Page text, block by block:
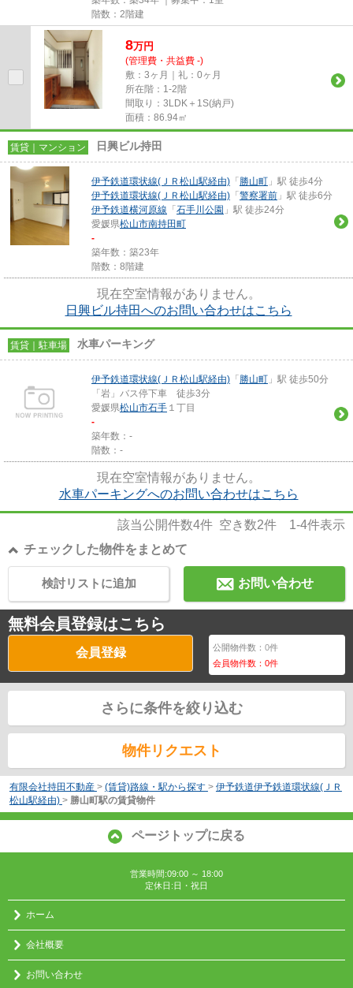
階数：2階建
8万円
(管理費・共益費 -)
敷：3ヶ月｜礼：0ヶ月
所在階：1-2階
間取り：3LDK＋1S(納戸)
面積：86.94㎡
賃貸｜マンション 日興ビル持田
伊予鉄道環状線(ＪＲ松山駅経由) 「 勝山町 」駅 徒歩4分
伊予鉄道環状線(ＪＲ松山駅経由) 「 警察署前 」駅 徒歩6分
伊予鉄道横河原線 「 石手川公園 」駅 徒歩24分
愛媛県松山市南持田町
-
築年数：築23年
階数：8階建
現在空室情報がありません。
日興ビル持田へのお問い合わせはこちら
賃貸｜駐車場 水車パーキング
伊予鉄道環状線(ＪＲ松山駅経由) 「 勝山町 」駅 徒歩50分
「岩」バス停下車 徒歩3分
愛媛県松山市石手 １丁目
-
築年数：-
階数：-
現在空室情報がありません。
水車パーキングへのお問い合わせはこちら
該当公開件数4件 空き数2件 1-4件表示
チェックした物件をまとめて
お問い合わせ
検討リストに追加
無料会員登録はこちら
会員登録 公開物件数：0件
会員物件数：0件
さらに条件を絞り込む
物件リクエスト
有限会社持田不動産 > (賃貸)路線・駅から探す > 伊予鉄道伊予鉄道環状線(ＪＲ
松山駅経由) > 勝山町駅の賃貸物件
ページトップに戻る
営業時間:09:00 ～ 18:00
定休日:日・祝日
ホーム
会社概要
お問い合わせ